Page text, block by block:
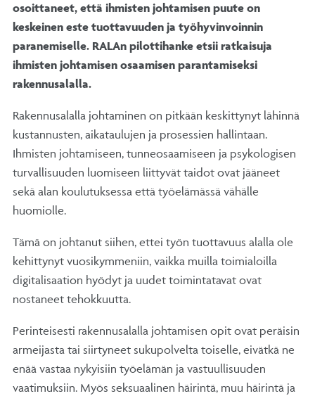
osoittaneet, että ihmisten johtamisen puute on
keskeinen este tuottavuuden ja työhyvinvoinnin
paranemiselle. RALAn pilottihanke etsii ratkaisuja
ihmisten johtamisen osaamisen parantamiseksi
rakennusalalla.
Rakennusalalla johtaminen on pitkään keskittynyt lähinnä
kustannusten, aikataulujen ja prosessien hallintaan.
Ihmisten johtamiseen, tunneosaamiseen ja psykologisen
turvallisuuden luomiseen liittyvät taidot ovat jääneet
sekä alan koulutuksessa että työelämässä vähälle
huomiolle.
Tämä on johtanut siihen, ettei työn tuottavuus alalla ole
kehittynyt vuosikymmeniin, vaikka muilla toimialoilla
digitalisaation hyödyt ja uudet toimintatavat ovat
nostaneet tehokkuutta.
Perinteisesti rakennusalalla johtamisen opit ovat peräisin
armeijasta tai siirtyneet sukupolvelta toiselle, eivätkä ne
enää vastaa nykyisiin työelämän ja vastuullisuuden
vaatimuksiin. Myös seksuaalinen häirintä, muu häirintä ja